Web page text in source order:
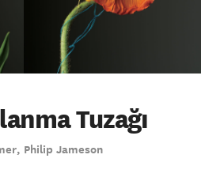
Tuzağı
Philip Jameson